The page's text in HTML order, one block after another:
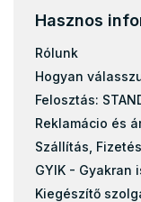
Hasznos
Rólunk
Hogyan
Felosztás:
Reklamácio és
Szállítás,
GYIK - Gyakran
Kiegészítő